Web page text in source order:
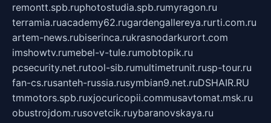
remontt.spb.ruphotostudia.spb.rumyragon.ru
terramia.ruacademy62.rugardengallereya.rurti.com.ru
artem-news.rubiserinca.rukrasnodarkurort.com
imshowtv.rumebel-v-tule.rumobtopik.ru
pcsecurity.net.rutool-sib.rumultimetrunit.rusp-tour.ru
fan-cs.rusanteh-russia.rusymbian9.net.ruDSHAIR.RU
tmmotors.spb.ruxjocuricopii.commusavtomat.msk.ru
obustrojdom.rusovetcik.ruybaranovskaya.ru